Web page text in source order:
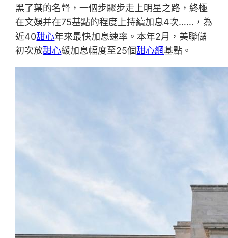
黑了葉的名聲，一個步驟步走上明星之路，終極
在文娛并在75基點的程度上持續加息4次……，為
近40甜心年來最快加息速率。本年2月，美聯儲
初次放甜心緩加息幅度至25個甜心網基點。